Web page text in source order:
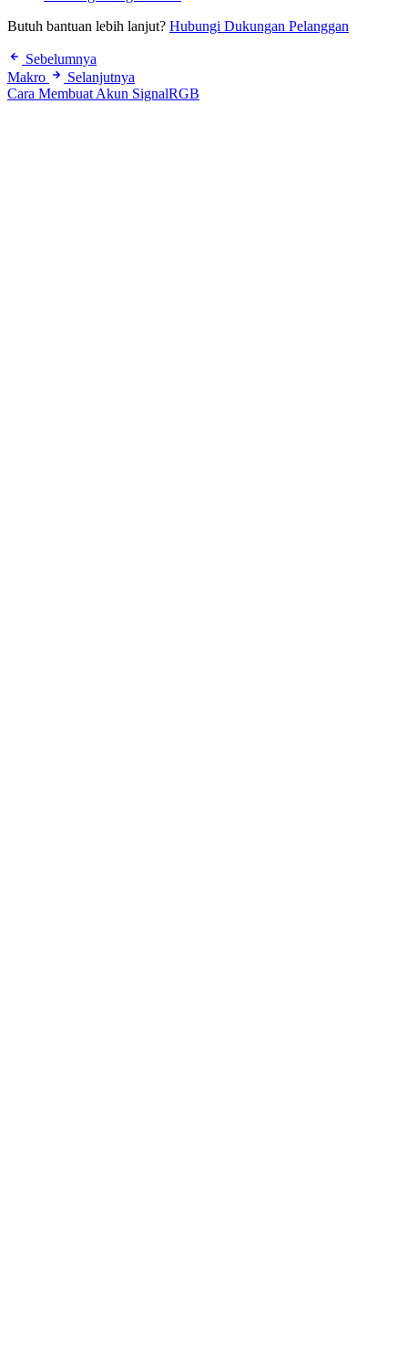
Butuh bantuan lebih lanjut? Hubungi Dukungan Pelanggan
Sebelumnya
Makro
Selanjutnya
Cara Membuat Akun SignalRGB